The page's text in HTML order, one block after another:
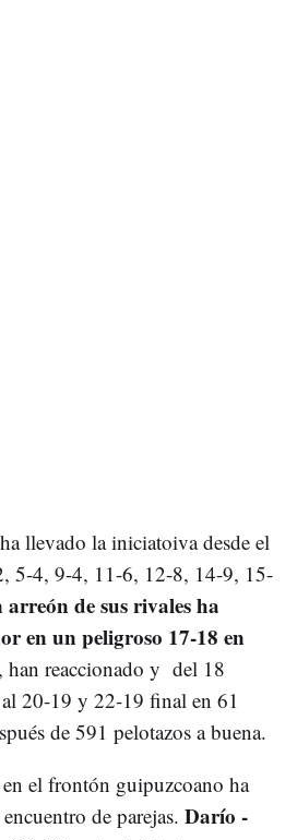
llevado la iniciatoiva desde el
5-4, 9-4, 11-6, 12-8, 14-9, 15-
de sus rivales ha
en un peligroso 17-18 en
han reaccionado y del 18
al 20-19 y 22-19 final en 61
de 591 pelotazos a buena.
el frontón guipuzcoano ha
de parejas. Darío -